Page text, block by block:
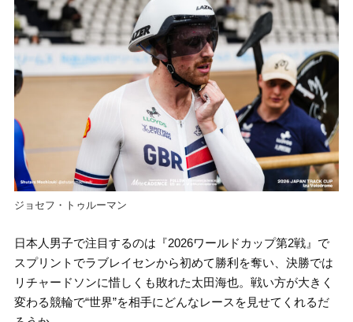
ジョセフ・トゥルーマン
日本人男子で注目するのは『2026ワールドカップ第2戦』で
スプリントでラブレイセンから初めて勝利を奪い、決勝では
リチャードソンに惜しくも敗れた太田海也。戦い方が大きく
変わる競輪で“世界”を相手にどんなレースを見せてくれるだ